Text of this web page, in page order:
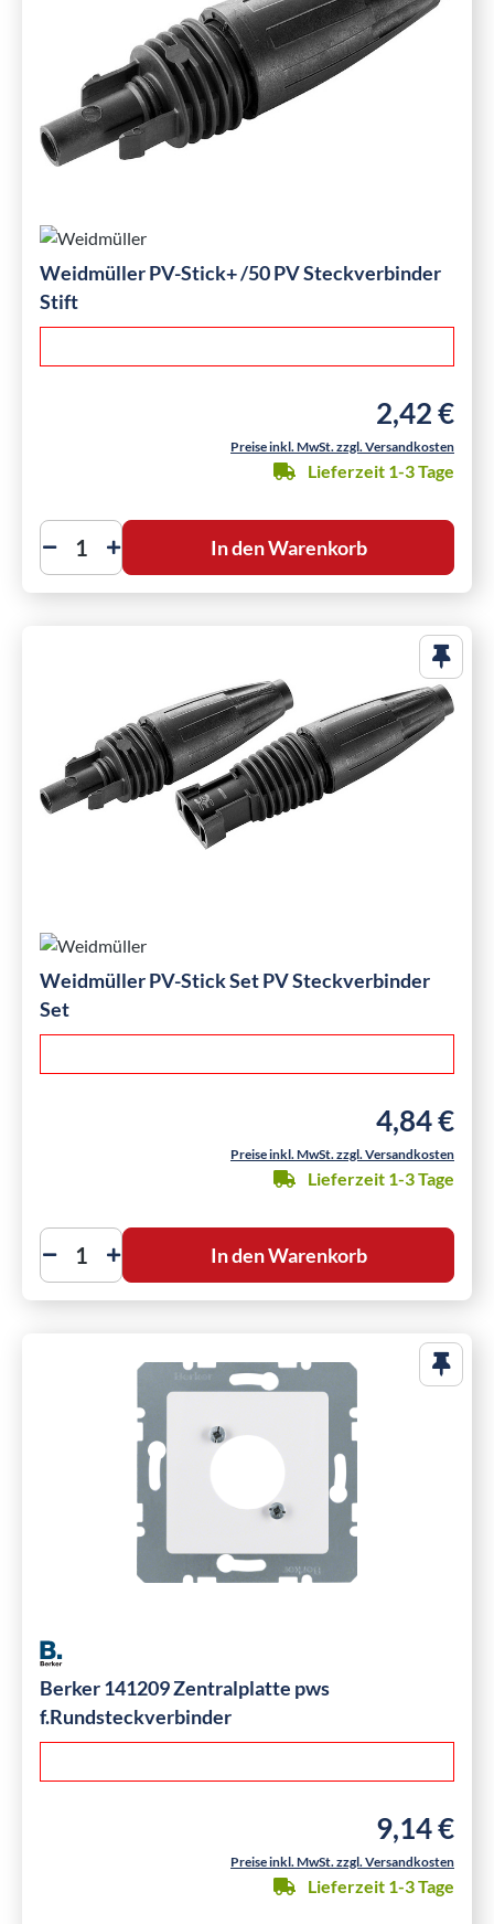
Weidmüller PV-Stick+ /50 PV Steckverbinder
Stift
Regulärer
2,42 €
Preise inkl. MwSt. zzgl. Versandkosten
Lieferzeit 1-3 Tage
In den Warenkorb
Weidmüller PV-Stick Set PV Steckverbinder
Set
Regulärer
4,84 €
Preise inkl. MwSt. zzgl. Versandkosten
Lieferzeit 1-3 Tage
In den Warenkorb
Berker 141209 Zentralplatte pws
f.Rundsteckverbinder
Regulärer
9,14 €
Preise inkl. MwSt. zzgl. Versandkosten
Lieferzeit 1-3 Tage